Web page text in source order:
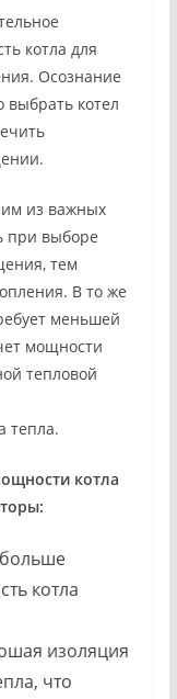
котла для
Осознание
выбрать котел
из важных
при выборе
тем
В то же
меньшей
мощности
тепловой
тепла.
котла
котла
изоляция
что